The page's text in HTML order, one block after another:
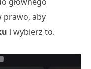
prawo, aby
i wybierz to.